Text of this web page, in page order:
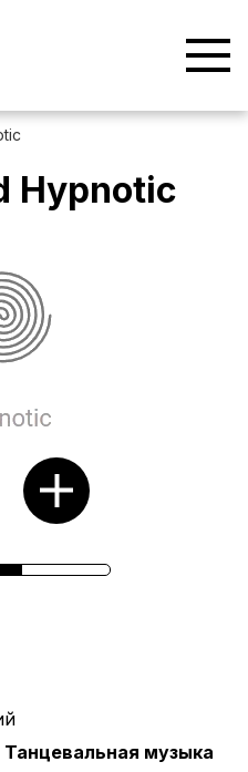
Hypnotic
Танцевальная музыка